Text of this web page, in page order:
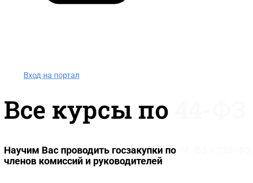
Вход на портал
Все курсы по
Научим Вас проводить госзакупки по
членов комиссий и руководителей